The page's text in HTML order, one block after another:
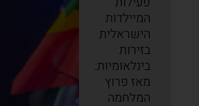
המיילדות
הישראלית
בזירות
בינלאומיות.
מאז פרוץ
המלחמה